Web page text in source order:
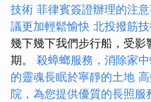
技術 菲律賓簽證辦理的注
議更加輕鬆愉快 北投撥筋
幾下幾下我們步行船，受影
期。 殺蟑螂服務，消除家
的靈魂長眠於寧靜的土地
院，為您提供優質的長照服